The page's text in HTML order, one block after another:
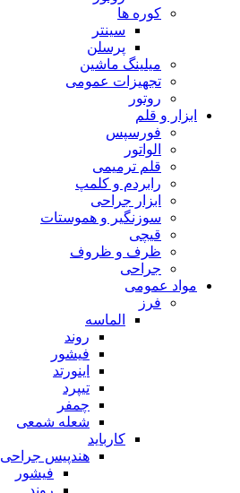
کوره ها
سینتر
پرسلن
میلینگ ماشین
تجهیزات عمومی
روتور
ابزار و قلم
فورسپس
الواتور
قلم ترمیمی
رابردم و کلمپ
ابزار جراحی
سوزنگیر و هموستات
قیچی
ظرف و ظروف
جراحی
مواد عمومی
فرز
الماسه
روند
فیشور
اینورتد
تیپرد
چمفر
شعله شمعی
کارباید
هندپیس جراحی
فیشور